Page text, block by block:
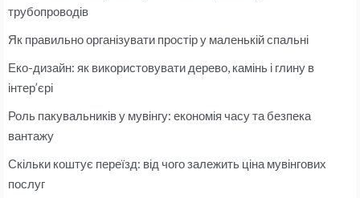
трубопроводів
Як правильно організувати простір у маленькій спальні
Еко-дизайн: як використовувати дерево, камінь і глину в
інтер’єрі
Роль пакувальників у мувінгу: економія часу та безпека
вантажу
Скільки коштує переїзд: від чого залежить ціна мувінгових
послуг